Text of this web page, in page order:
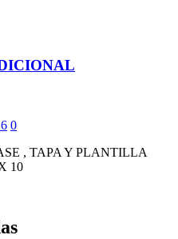
0
, TAPA Y PLANTILLA
10